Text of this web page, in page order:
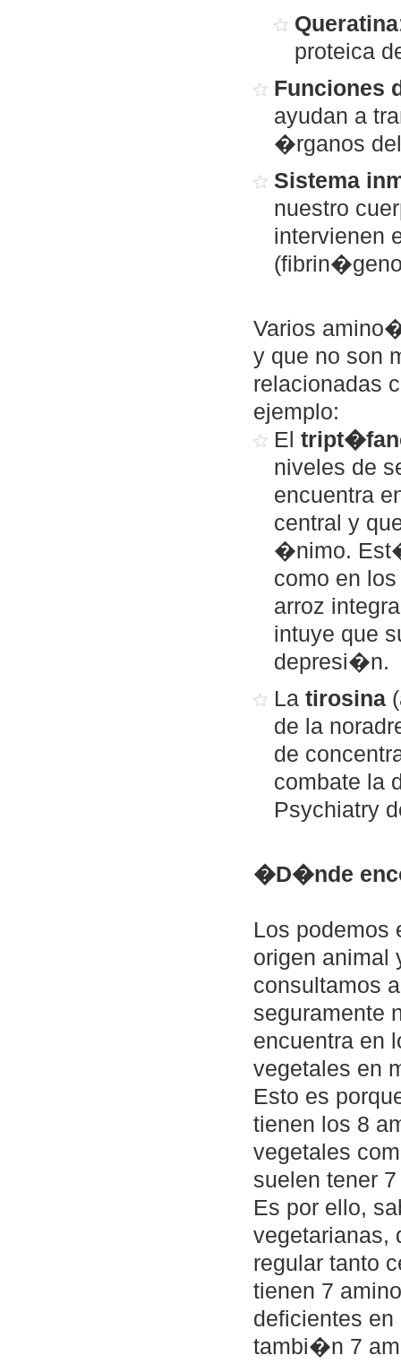
Queratina
proteica
Funciones
ayudan a
�rganos
Sistema
nuestro
intervienen
Varios
y que no son
relacionadas
ejemplo:
El
niveles de
encuentra
central y
�nimo.
como en
arroz
intuye que
depresi�n.
La tirosina
de la
de
combate la
Psychiatry
�D�nde
Los podemos
origen animal
consultamos
seguramente
encuentra en
vegetales en
Esto es
tienen los 8
vegetales
suelen tener
Es por ello,
vegetarianas,
regular tanto
tienen 7
deficientes
tambi�n 7